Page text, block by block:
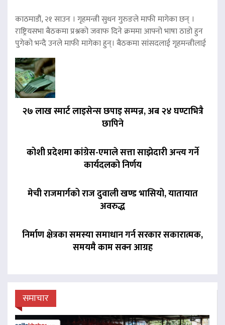
काठमाडौं, २१ साउन । गृहमन्त्री सुधन गुरुङले माफी मागेका छन् ।
राष्ट्रियसभा बैठकमा प्रश्नको जवाफ दिने क्रममा आफ्नो भाषा ठाडो हुन
पुगेको भन्दै उनले माफी मागेका हुन्। बैठकमा सांसदलाई गृहमन्त्रीलाई
२७ लाख स्मार्ट लाइसेन्स छपाइ सम्पन्न, अब २४ घण्टाभित्रै
छापिने
कोशी प्रदेशमा कांग्रेस-एमाले सत्ता साझेदारी अन्त्य गर्ने
कार्यदलको निर्णय
मेची राजमार्गको राज दुवाली खण्ड भासियो, यातायात
अवरुद्ध
निर्माण क्षेत्रका समस्या समाधान गर्न सरकार सकारात्मक,
समयमै काम सक्न आग्रह
समाचार